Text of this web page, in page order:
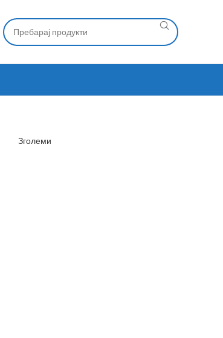
Зголеми